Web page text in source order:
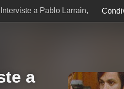
a Pablo Larrain,
a